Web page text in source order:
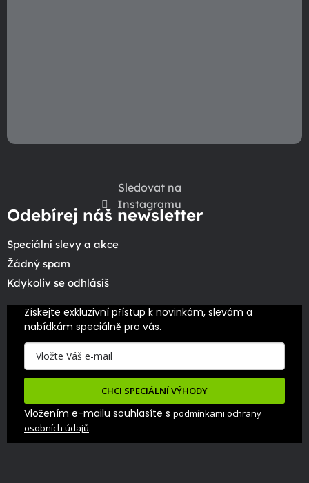
Sledovat na
Instagramu
Odebírej náš newsletter
Speciální slevy a akce
Žádný spam
Kdykoliv se odhlásíš
Získejte exkluzivní přístup k novinkám, slevám a
nabídkám speciálně pro vás.
CHCI SPECIÁLNÍ VÝHODY
Vložením e-mailu souhlasíte s podmínkami ochrany
osobních údajů.